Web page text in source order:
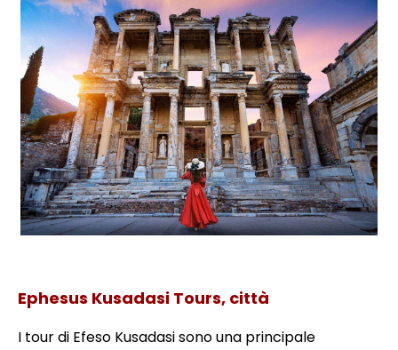
Ephesus Kusadasi Tours, città
I tour di Efeso Kusadasi sono una principale